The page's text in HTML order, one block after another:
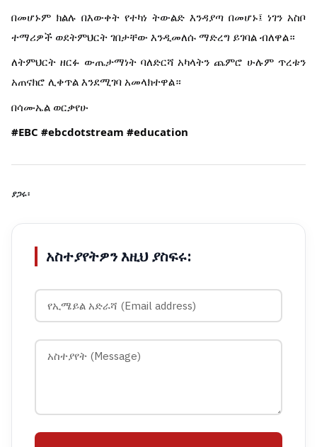
በመሆኑም ክልሉ በእውቀት የተካነ ትውልድ እንዳያጣ በመሆኑ፤ ነገን አስቦ
ተማሪዎች ወደትምህርት ገበታቸው እንዲመለሱ ማድረግ ይገባል ብለዋል።
ለትምህርት ዘርፉ ውጤታማነት ባለድርሻ አካላትን ጨምሮ ሁሉም ጥረቱን
አጠናክሮ ሊቀጥል እንደሚገባ አመላክተዋል።
በሳሙኤል ወርቃየሁ
#EBC #ebcdotstream #education
ያጋሩ፡
አስተያየትዎን እዚህ ያስፍሩ: